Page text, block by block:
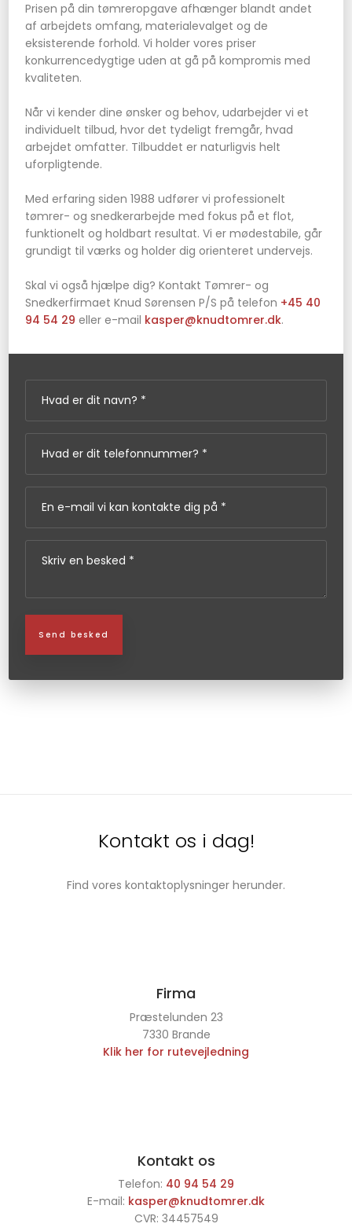
Prisen på din tømreropgave afhænger blandt andet
af arbejdets omfang, materialevalget og de
eksisterende forhold. Vi holder vores priser
konkurrencedygtige uden at gå på kompromis med
kvaliteten.
Når vi kender dine ønsker og behov, udarbejder vi et
individuelt tilbud, hvor det tydeligt fremgår, hvad
arbejdet omfatter. Tilbuddet er naturligvis helt
uforpligtende.
Med erfaring siden 1988 udfører vi professionelt
tømrer- og snedkerarbejde med fokus på et flot,
funktionelt og holdbart resultat. Vi er mødestabile, går
grundigt til værks og holder dig orienteret undervejs.
Skal vi også hjælpe dig? Kontakt Tømrer- og
Snedkerfirmaet Knud Sørensen P/S på telefon +45 40
94 54 29 eller e-mail kasper@knudtomrer.dk.
Kontakt os i dag!
Find vores kontaktoplysninger herunder.
Firma
Præstelunden 23
7330 Brande
Klik her for rutevejledning
Kontakt os
Telefon: 40 94 54 29
E-mail: kasper@knudtomrer.dk
CVR: 34457549